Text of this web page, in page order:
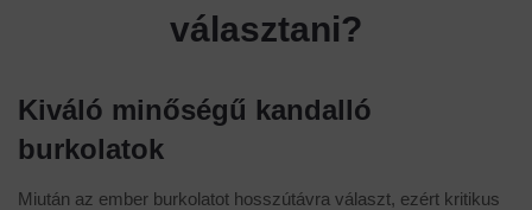
választani?
Kiváló minőségű kandalló
burkolatok
Miután az ember burkolatot hosszútávra választ, ezért kritikus